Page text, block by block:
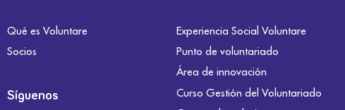
Qué es Voluntare
Socios
Síguenos
Experiencia Social Voluntare
Punto de voluntariado
Área de innovación
Curso Gestión del Voluntariado